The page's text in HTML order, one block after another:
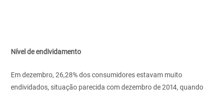
Nível de endividamento
Em dezembro, 26,28% dos consumidores estavam muito
endividados, situação parecida com dezembro de 2014, quando